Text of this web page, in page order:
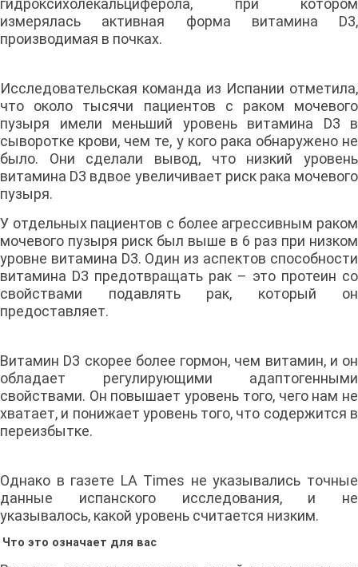
гидроксихолекальциферола, при котором
измерялась активная форма витамина D3,
производимая в почках.
Исследовательская команда из Испании отметила,
что около тысячи пациентов с раком мочевого
пузыря имели меньший уровень витамина D3 в
сыворотке крови, чем те, у кого рака обнаружено не
было. Они сделали вывод, что низкий уровень
витамина D3 вдвое увеличивает риск рака мочевого
пузыря.
У отдельных пациентов с более агрессивным раком
мочевого пузыря риск был выше в 6 раз при низком
уровне витамина D3. Один из аспектов способности
витамина D3 предотвращать рак – это протеин со
свойствами подавлять рак, который он
предоставляет.
Витамин D3 скорее более гормон, чем витамин, и он
обладает регулирующими адаптогенными
свойствами. Он повышает уровень того, чего нам не
хватает, и понижает уровень того, что содержится в
переизбытке.
Однако в газете LA Times не указывались точные
данные испанского исследования, и не
указывалось, какой уровень считается низким.
Что это означает для вас